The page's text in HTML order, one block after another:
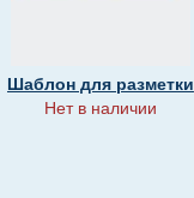
Шаблон для разметки
Нет в наличии